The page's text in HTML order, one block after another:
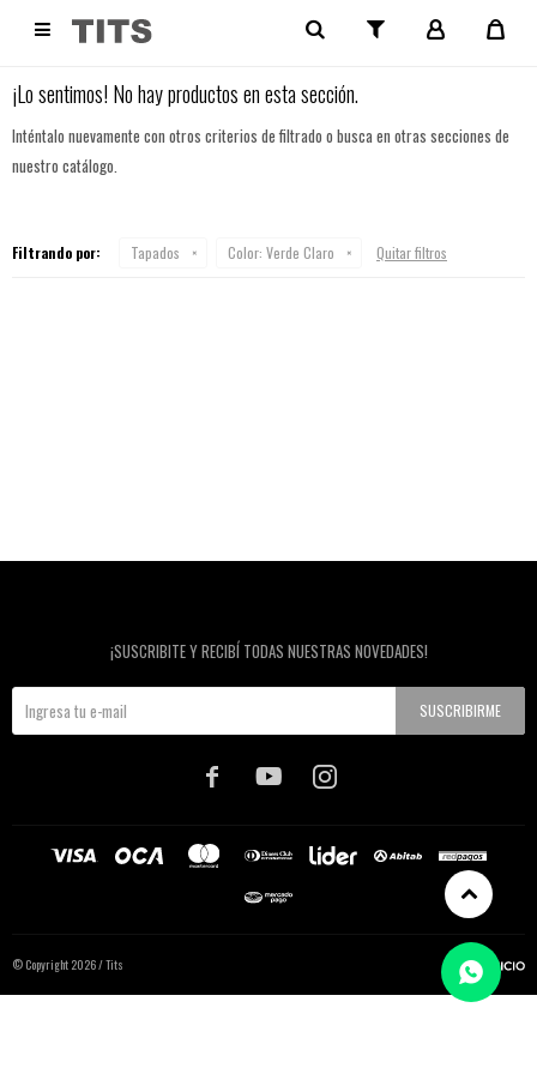
 NO SE HAN RECUPERADO PRODUCTOS
¡Lo sentimos! No hay productos en esta sección.
Inténtalo nuevamente con otros criterios de filtrado o busca en otras secciones de
nuestro catálogo.
Filtrando por: Tapados Color: Verde Claro Quitar filtros
¡SUSCRIBITE Y RECIBÍ TODAS NUESTRAS NOVEDADES!
SUSCRIBIRME
  
© Copyright 2026 / Tits